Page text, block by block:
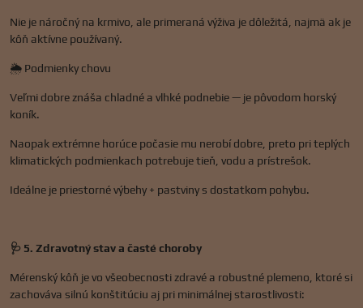
Nie je náročný na krmivo, ale primeraná výživa je dôležitá, najmä ak je
kôň aktívne používaný.
🌦️ Podmienky chovu
Veľmi dobre znáša chladné a vlhké podnebie — je pôvodom horský
koník.
Naopak extrémne horúce počasie mu nerobí dobre, preto pri teplých
klimatických podmienkach potrebuje tieň, vodu a prístrešok.
Ideálne je priestorné výbehy + pastviny s dostatkom pohybu.
🩺 5. Zdravotný stav a časté choroby
Mérenský kôň je vo všeobecnosti zdravé a robustné plemeno, ktoré si
zachováva silnú konštitúciu aj pri minimálnej starostlivosti: